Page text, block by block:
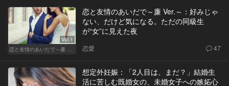
Vol.1
恋と友情のあいだで～廉 Ver.～
恋と友情のあいだで～廉 Ver.～：好みじゃ
ない、だけど気になる。ただの同級生
が“女”に見えた夜
恋愛 47
想定外妊娠：「2人目は、まだ？」結婚生
活に苦しむ既婚女の、未婚女子への嫉妬心